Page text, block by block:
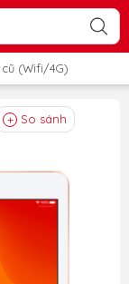
cũ (Wifi/4G)
So sánh